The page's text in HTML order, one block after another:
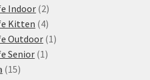
produktů
Indoor 22
produkty
Kitten 44
produkty
Outdoor 1 1
Senior 1 1
1515